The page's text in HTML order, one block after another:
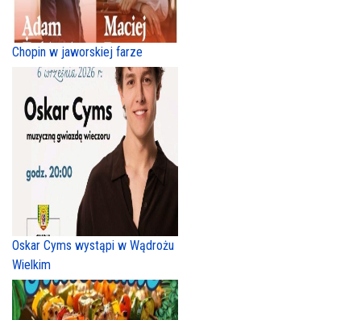
Chopin w jaworskiej farze
Oskar Cyms wystąpi w Wądrożu
Wielkim